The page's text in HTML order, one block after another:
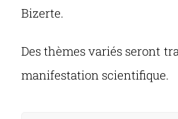
Bizerte.
Des thèmes variés seront
manifestation scientifique.